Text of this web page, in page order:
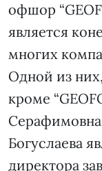
офшор
является
многих
Одной из
кроме
Серафимовна
Богуслаева
директора